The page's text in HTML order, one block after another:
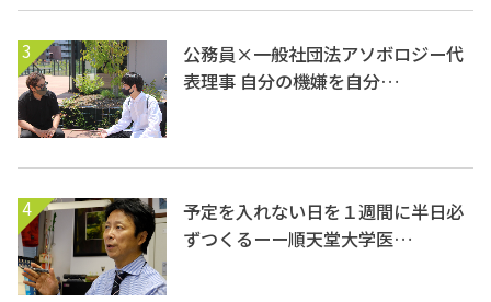
3
公務員×一般社団法アソボロジー代
表理事 自分の機嫌を自分…
4
予定を入れない日を１週間に半日必
ずつくるーー順天堂大学医…